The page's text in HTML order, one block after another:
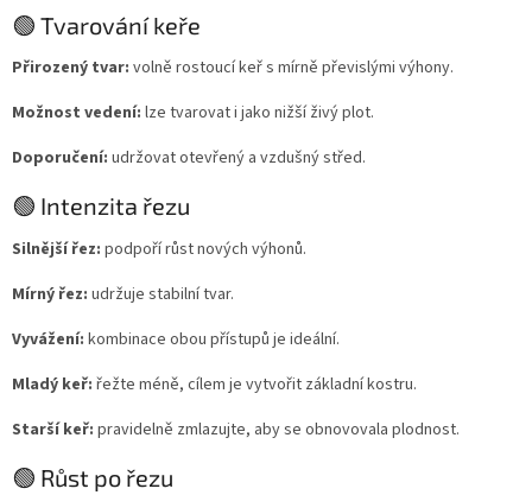
🟢 Tvarování keře
Přirozený tvar: volně rostoucí keř s mírně převislými výhony.
Možnost vedení: lze tvarovat i jako nižší živý plot.
Doporučení: udržovat otevřený a vzdušný střed.
🟢 Intenzita řezu
Silnější řez: podpoří růst nových výhonů.
Mírný řez: udržuje stabilní tvar.
Vyvážení: kombinace obou přístupů je ideální.
Mladý keř: řežte méně, cílem je vytvořit základní kostru.
Starší keř: pravidelně zmlazujte, aby se obnovovala plodnost.
🟢 Růst po řezu